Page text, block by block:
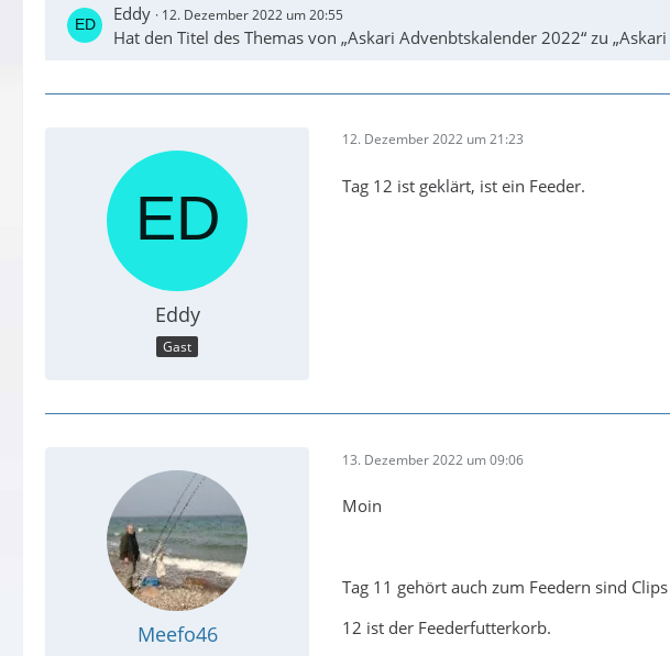
Eddy 12. Dezember 2022 um 20:55
Hat den Titel des Themas von „Askari Advenbtskalender 2022“ zu
Eddy
Gast
12. Dezember 2022 um 21:23
Tag 12 ist geklärt, ist ein Feeder.
Meefo46
13. Dezember 2022 um 09:06
Moin
Tag 11 gehört auch zum Feedern sind
12 ist der Feederfutterkorb.